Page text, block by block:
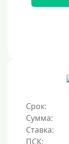
Категории
Без прописки
Без
С временной
Срок:
Сумма:
Ставка: